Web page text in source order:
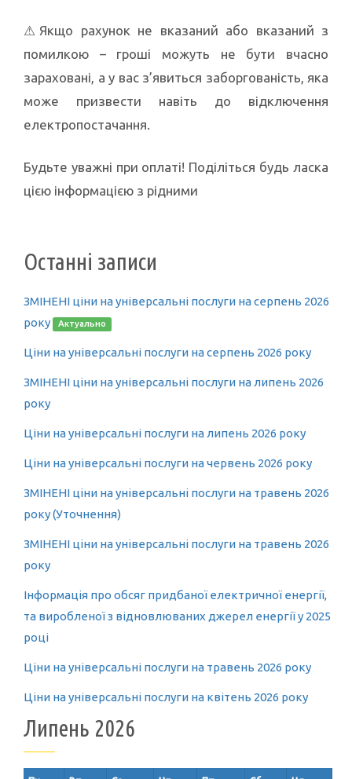
⚠Якщо рахунок не вказаний або вказаний з
помилкою – гроші можуть не бути вчасно
зараховані, а у вас з’явиться заборгованість, яка
може призвести навіть до відключення
електропостачання.
Будьте уважні при оплаті! Поділіться будь ласка
цією інформацією з рідними
Останні записи
ЗМІНЕНІ ціни на універсальні послуги на серпень 2026
року
Актуально
Ціни на універсальні послуги на серпень 2026 року
ЗМІНЕНІ ціни на універсальні послуги на липень 2026
року
Ціни на універсальні послуги на липень 2026 року
Ціни на універсальні послуги на червень 2026 року
ЗМІНЕНІ ціни на універсальні послуги на травень 2026
року (Уточнення)
ЗМІНЕНІ ціни на універсальні послуги на травень 2026
року
Інформація про обсяг придбаної електричної енергії,
та виробленої з відновлюваних джерел енергії у 2025
році
Ціни на універсальні послуги на травень 2026 року
Ціни на універсальні послуги на квітень 2026 року
Липень 2026